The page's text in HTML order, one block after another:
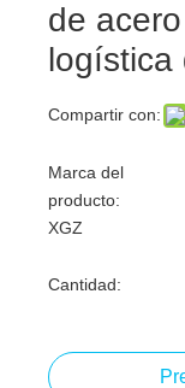
de
logística
Compartir con:
Marca del
producto:
XGZ
Cantidad: